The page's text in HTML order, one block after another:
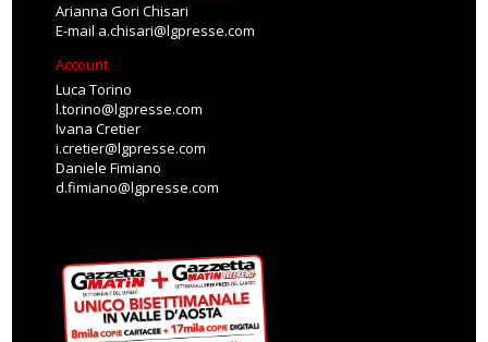
Arianna Gori Chisari
E-mail a.chisari@lgpresse.com
Account
Luca Torino
l.torino@lgpresse.com
Ivana Cretier
i.cretier@lgpresse.com
Daniele Fimiano
d.fimiano@lgpresse.com